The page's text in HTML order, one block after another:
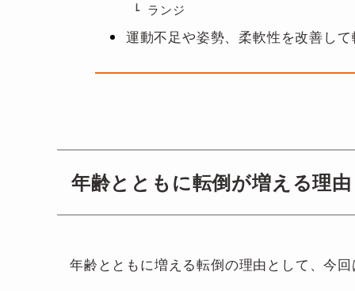
ランジ
運動不足や姿勢、柔軟性を改善し
年齢とともに転倒が増える理由
年齢とともに増える転倒の理由として、今回